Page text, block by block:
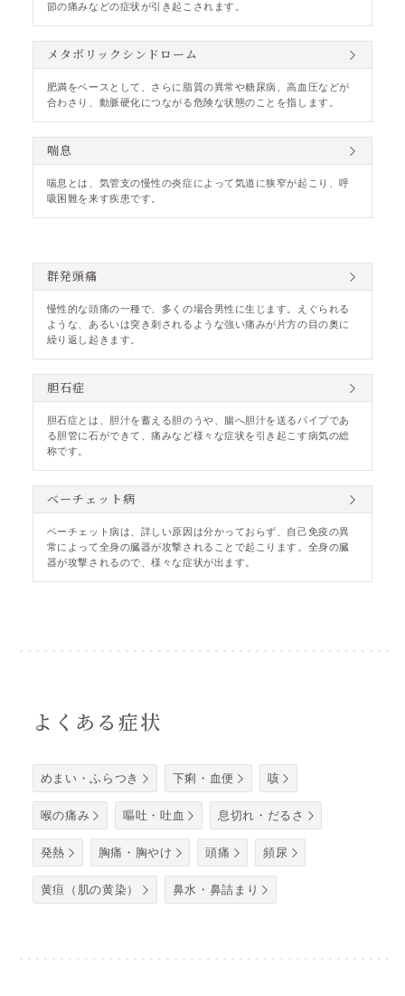
節の痛みなどの症状が引き起こされます。
メタボリックシンドローム
肥満をベースとして、さらに脂質の異常や糖尿病、高血圧などが
合わさり、動脈硬化につながる危険な状態のことを指します。
喘息
喘息とは、気管支の慢性の炎症によって気道に狭窄が起こり、呼
吸困難を来す疾患です。
群発頭痛
慢性的な頭痛の一種で、多くの場合男性に生じます。えぐられる
ような、あるいは突き刺されるような強い痛みが片方の目の奥に
繰り返し起きます。
胆石症
胆石症とは、胆汁を蓄える胆のうや、腸へ胆汁を送るパイプであ
る胆管に石ができて、痛みなど様々な症状を引き起こす病気の総
称です。
ベーチェット病
ベーチェット病は、詳しい原因は分かっておらず、自己免疫の異
常によって全身の臓器が攻撃されることで起こります。全身の臓
器が攻撃されるので、様々な症状が出ます。
よくある症状
めまい・ふらつき 下痢・血便 咳
喉の痛み 嘔吐・吐血 息切れ・だるさ
発熱 胸痛・胸やけ 頭痛 頻尿
黄疸（肌の黄染） 鼻水・鼻詰まり